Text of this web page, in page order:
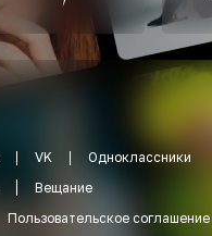
VK
Одноклассники
Вещание
Пользовательское соглашение